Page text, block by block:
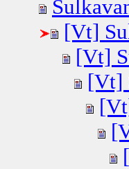
[Vt]
[Vt]
[Vt]